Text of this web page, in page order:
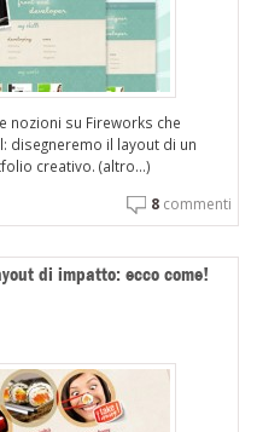
nozioni su Fireworks che
disegneremo il layout di un
creativo. (altro…)
8 commenti
di impatto: ecco come!